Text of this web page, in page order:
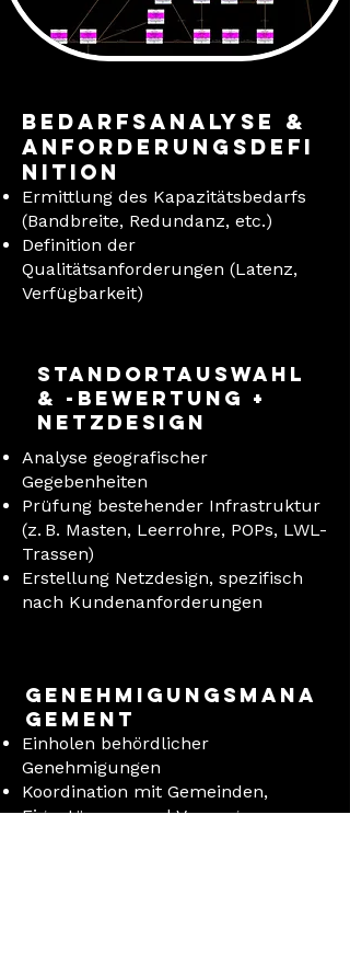
Bedarfsanalyse &
Anforderungsdefi
nition
Ermittlung des Kapazitätsbedarfs
(Bandbreite, Redundanz, etc.)
Definition der
Qualitätsanforderungen (Latenz,
Verfügbarkeit)
Standortauswahl
& -bewertung +
Netzdesign
Analyse geografischer
Gegebenheiten
Prüfung bestehender Infrastruktur
(z. B. Masten, Leerrohre, POPs, LWL-
Trassen)
Erstellung Netzdesign, spezifisch
nach Kundenanforderungen
Genehmigungsmana
gement
Einholen behördlicher
Genehmigungen
Koordination mit Gemeinden,
Eigentümern und Versorgern